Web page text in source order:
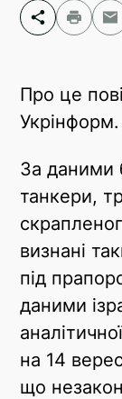
Telegram
Twitter
Про це
Укрінформ.
За даними
танкери,
визнані
під
даними
на 14
що